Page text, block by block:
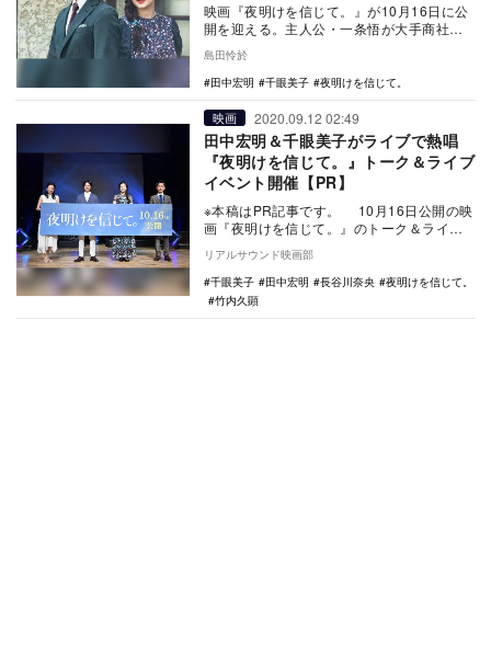
映画『夜明けを信じて。』が10月16日に公
開を迎える。主人公・一条悟が大手商社マ
中に問うと…
島田怜於
田中宏明
千眼美子 夜明けを信じて。
映画 2020.09.12 02:49
田中宏明＆千眼美子がライブで熱唱
『夜明けを信じて。』トーク＆ライブ
イベント開催【PR】
※本稿はPR記事です。 10月16日公開の映
画『夜明けを信じて。』のトーク＆ライブ
イベントが、大井町きゅりあん大ホールに
て開…
リアルサウンド映画部
千眼美子
田中宏明 長谷川奈央
夜明けを信じて。
竹内久顕